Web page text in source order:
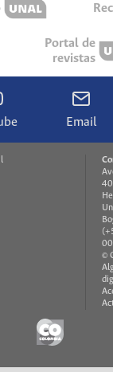
Portal de
revistas
Email
©